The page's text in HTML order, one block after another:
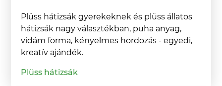
Plüss hátizsák gyerekeknek és plüss állatos
hátizsák nagy választékban, puha anyag,
vidám forma, kényelmes hordozás - egyedi,
kreatív ajándék.
Plüss hátizsák